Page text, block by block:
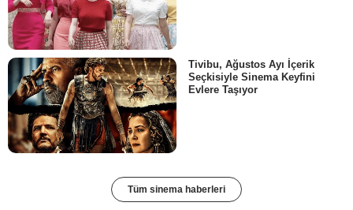
Tivibu, Ağustos Ayı İçerik
Seçkisiyle Sinema Keyfini
Evlere Taşıyor
Tüm sinema haberleri